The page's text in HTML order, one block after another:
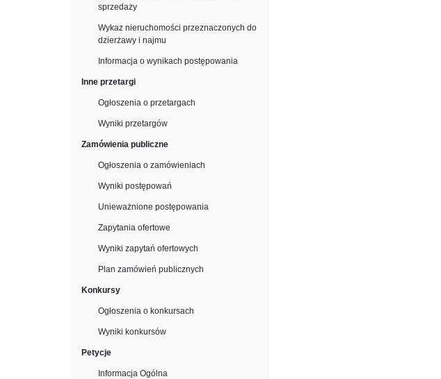
sprzedaży
Wykaz nieruchomości przeznaczonych do
dzierżawy i najmu
Informacja o wynikach postępowania
Inne przetargi
Ogłoszenia o przetargach
Wyniki przetargów
Zamówienia publiczne
Ogłoszenia o zamówieniach
Wyniki postępowań
Unieważnione postępowania
Zapytania ofertowe
Wyniki zapytań ofertowych
Plan zamówień publicznych
Konkursy
Ogłoszenia o konkursach
Wyniki konkursów
Petycje
Informacja Ogólna